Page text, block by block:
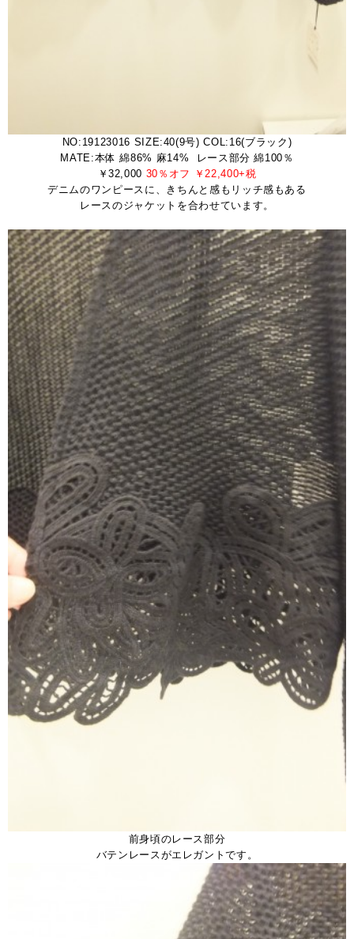
NO:19123016 SIZE:40(9号) COL:16(ブラック)
MATE:本体 綿86% 麻14% レース部分 綿100％
￥32,000 30％オフ ￥22,400+税
デニムのワンピースに、きちんと感もリッチ感もある
レースのジャケットを合わせています。
前身頃のレース部分
バテンレースがエレガントです。